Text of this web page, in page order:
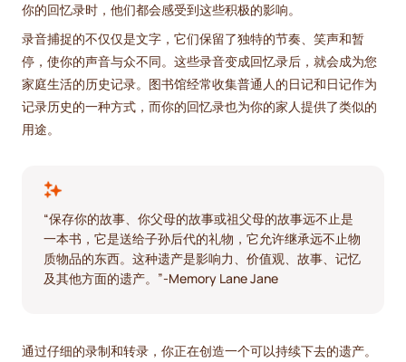
你的回忆录时，他们都会感受到这些积极的影响。
录音捕捉的不仅仅是文字，它们保留了独特的节奏、笑声和暂
停，使你的声音与众不同。这些录音变成回忆录后，就会成为您
家庭生活的历史记录。图书馆经常收集普通人的日记和日记作为
记录历史的一种方式，而你的回忆录也为你的家人提供了类似的
用途。
“保存你的故事、你父母的故事或祖父母的故事远不止是
一本书，它是送给子孙后代的礼物，它允许继承远不止物
质物品的东西。这种遗产是影响力、价值观、故事、记忆
及其他方面的遗产。”-Memory Lane Jane
通过仔细的录制和转录，你正在创造一个可以持续下去的遗产。